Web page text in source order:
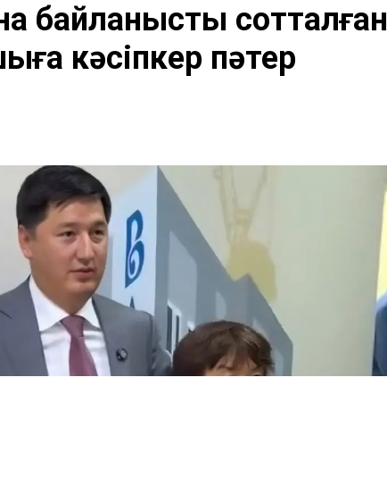
байланысты сотталған
кәсіпкер пәтер